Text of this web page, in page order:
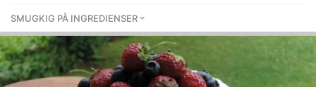
SMUGKIG PÅ INGREDIENSER